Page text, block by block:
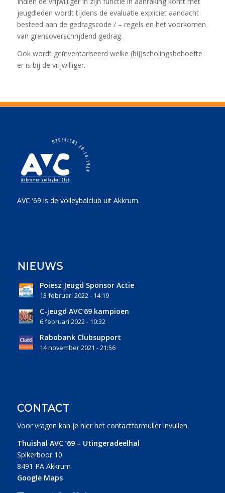
jeugdleden wordt tijdens de evaluatie expliciet aandacht
besteed aan de gedragscode / – regels en het voorkomen
van grensoverschrijdend gedrag.
Ook wordt geïnventariseerd welke (bij)scholingsbehoefte
er is bij de vrijwilliger.
AVC ’69 is de volleybalclub uit Akkrum.
NIEUWS
Poiesz Jeugd Sponsor Actie
13 februari 2022 - 14:19
C-jeugd AVC’69 kampioen
6 februari 2022 - 10:32
Rabobank Clubsupport
14 november 2021 - 21:56
CONTACT
Voor vragen kan je hierhet contactformulier invullen.
Thuishal AVC ’69 – Utingeradeelhal
Spikerboor 10
8491 PA Akkrum
Google Maps